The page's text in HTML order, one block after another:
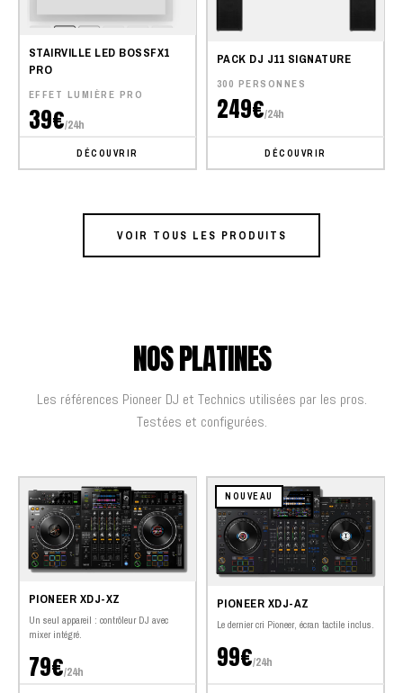
STAIRVILLE LED BOSSFX1
PRO
EFFET LUMIÈRE PRO
39€/24h
DÉCOUVRIR
PACK DJ J11 SIGNATURE
300 PERSONNES
249€/24h
DÉCOUVRIR
VOIR TOUS LES PRODUITS
NOS PLATINES
Les références Pioneer DJ et Technics utilisées par les pros.
Testées et configurées.
PIONEER XDJ-XZ
Un seul appareil : contrôleur DJ avec
mixer intégré.
79€/24h
NOUVEAU
PIONEER XDJ-AZ
Le dernier cri Pioneer, écran tactile inclus.
99€/24h